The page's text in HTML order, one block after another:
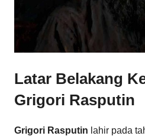
Latar Belakang
Grigori Rasputin
Grigori Rasputin lahir pada